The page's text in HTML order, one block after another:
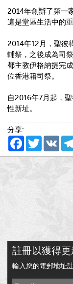
2014年創辦了第一
這是堂區生活中的重
2014年12月，聖彼
輔祭，之後成為司
都主教伊格納提完
位香港籍司祭。
自2016年7月起，
性新址。
分享:
Facebook
TwitterVK
註冊以獲得
輸入您的電郵地址